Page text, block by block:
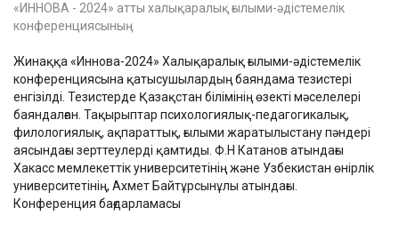
«ИННОВА - 2024» атты халықаралық ғылыми-әдістемелік
конференциясының
Жинаққа «Иннова-2024» Халықаралық ғылыми-әдістемелік
конференциясына қатысушылардың баяндама тезистері
енгізілді. Тезистерде Қазақстан білімінің өзекті мәселелері
баяндалған. Тақырыптар психологиялық-педагогикалық,
филологиялық, ақпараттық, ғылыми жаратылыстану пәндері
аясындағы зерттеулерді қамтиды. Ф.Н Катанов атындағы
Хакасс мемлекеттік университетінің және Узбекистан өнірлік
университетінің, Ахмет Байтұрсынұлы атындағы.
Конференция бағдарламасы